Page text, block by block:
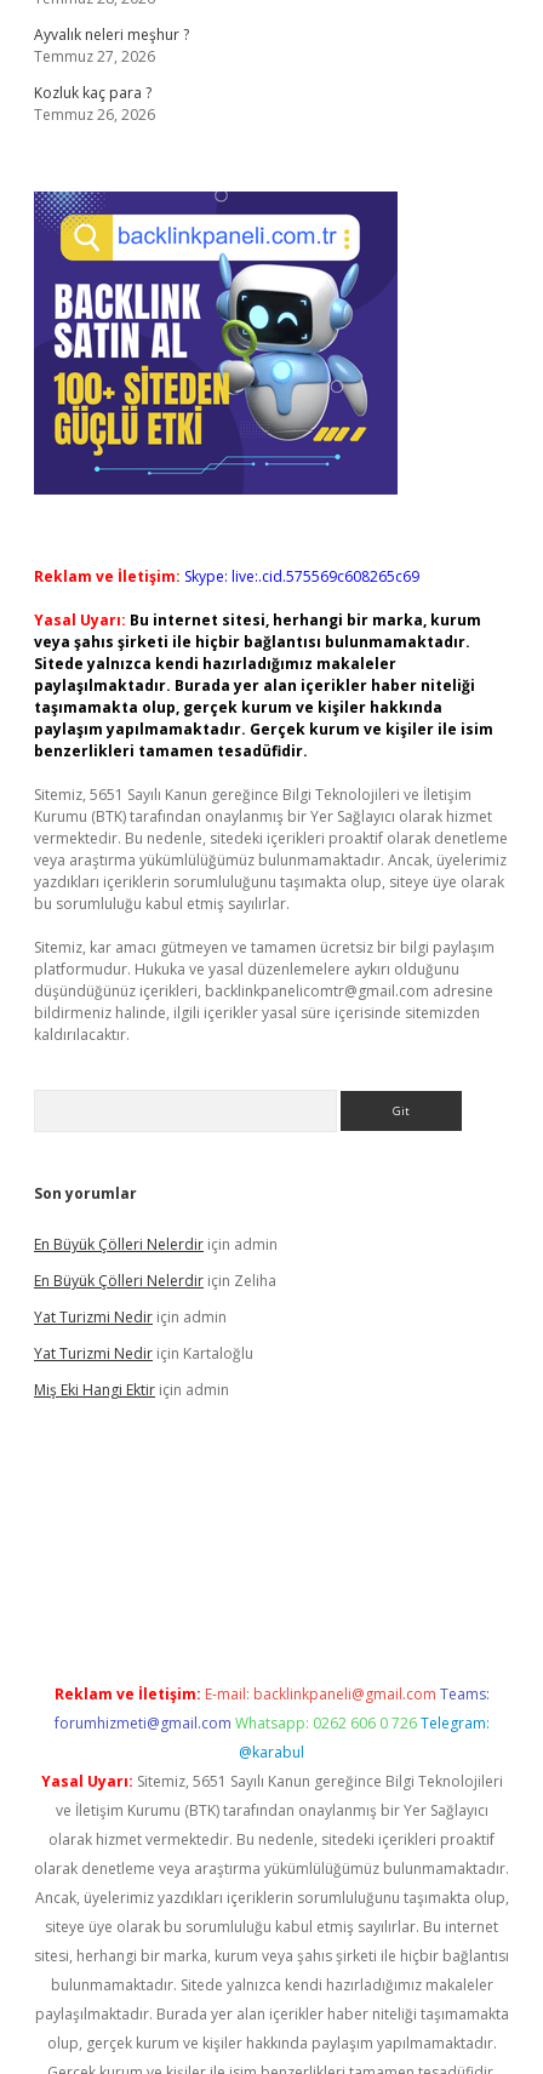
Ayvalık neleri meşhur ?
Temmuz 27, 2026
Kozluk kaç para ?
Temmuz 26, 2026
Reklam ve İletişim: Skype: live:.cid.575569c608265c69
Yasal Uyarı: Bu internet sitesi, herhangi bir marka, kurum
veya şahıs şirketi ile hiçbir bağlantısı bulunmamaktadır.
Sitede yalnızca kendi hazırladığımız makaleler
paylaşılmaktadır. Burada yer alan içerikler haber niteliği
taşımamakta olup, gerçek kurum ve kişiler hakkında
paylaşım yapılmamaktadır. Gerçek kurum ve kişiler ile isim
benzerlikleri tamamen tesadüfidir.
Sitemiz, 5651 Sayılı Kanun gereğince Bilgi Teknolojileri ve İletişim
Kurumu (BTK) tarafından onaylanmış bir Yer Sağlayıcı olarak hizmet
vermektedir. Bu nedenle, sitedeki içerikleri proaktif olarak denetleme
veya araştırma yükümlülüğümüz bulunmamaktadır. Ancak, üyelerimiz
yazdıkları içeriklerin sorumluluğunu taşımakta olup, siteye üye olarak
bu sorumluluğu kabul etmiş sayılırlar.
Sitemiz, kar amacı gütmeyen ve tamamen ücretsiz bir bilgi paylaşım
platformudur. Hukuka ve yasal düzenlemelere aykırı olduğunu
düşündüğünüz içerikleri, backlinkpanelicomtr@gmail.com adresine
bildirmeniz halinde, ilgili içerikler yasal süre içerisinde sitemizden
kaldırılacaktır.
Son yorumlar
En Büyük Çölleri Nelerdir için admin
En Büyük Çölleri Nelerdir için Zeliha
Yat Turizmi Nedir için admin
Yat Turizmi Nedir için Kartaloğlu
Miş Eki Hangi Ektir için admin
Reklam ve İletişim: E-mail: backlinkpaneli@gmail.com Teams:
forumhizmeti@gmail.com Whatsapp: 0262 606 0 726 Telegram:
@karabul
Yasal Uyarı: Sitemiz, 5651 Sayılı Kanun gereğince Bilgi Teknolojileri
ve İletişim Kurumu (BTK) tarafından onaylanmış bir Yer Sağlayıcı
olarak hizmet vermektedir. Bu nedenle, sitedeki içerikleri proaktif
olarak denetleme veya araştırma yükümlülüğümüz bulunmamaktadır.
Ancak, üyelerimiz yazdıkları içeriklerin sorumluluğunu taşımakta olup,
siteye üye olarak bu sorumluluğu kabul etmiş sayılırlar. Bu internet
sitesi, herhangi bir marka, kurum veya şahıs şirketi ile hiçbir bağlantısı
bulunmamaktadır. Sitede yalnızca kendi hazırladığımız makaleler
paylaşılmaktadır. Burada yer alan içerikler haber niteliği taşımamakta
olup, gerçek kurum ve kişiler hakkında paylaşım yapılmamaktadır.